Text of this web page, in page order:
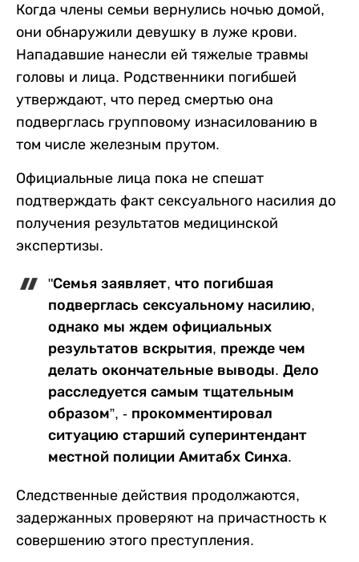
Когда члены семьи вернулись ночью домой,
они обнаружили девушку в луже крови.
Нападавшие нанесли ей тяжелые травмы
головы и лица. Родственники погибшей
утверждают, что перед смертью она
подверглась групповому изнасилованию в
том числе железным прутом.
Официальные лица пока не спешат
подтверждать факт сексуального насилия до
получения результатов медицинской
экспертизы.
"Семья заявляет, что погибшая
подверглась сексуальному насилию,
однако мы ждем официальных
результатов вскрытия, прежде чем
делать окончательные выводы. Дело
расследуется самым тщательным
образом”, - прокомментировал
ситуацию старший суперинтендант
местной полиции Амитабх Синха.
Следственные действия продолжаются,
задержанных проверяют на причастность к
совершению этого преступления.